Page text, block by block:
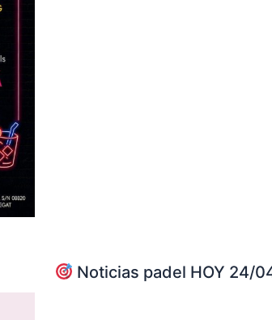
Noticias padel HOY 24/